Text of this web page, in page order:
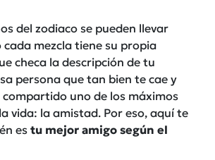
del zodiaco se pueden llevar
cada mezcla tiene su propia
checa la descripción de tu
persona que tan bien te cae y
compartido uno de los máximos
vida: la amistad. Por eso, aquí te
es tu mejor amigo según el